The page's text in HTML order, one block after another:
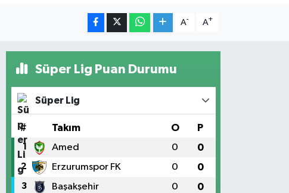
A- A+
Süper Lig Puan Durumu
Süper Lig
# Takım O P
1 Amed 0 0
2 Erzurumspor FK 0 0
3 Başakşehir 0 0